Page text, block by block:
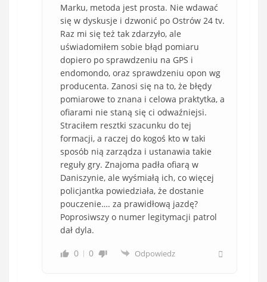
Marku, metoda jest prosta. Nie wdawać
się w dyskusje i dzwonić po Ostrów 24 tv.
Raz mi się też tak zdarzyło, ale
uświadomiłem sobie błąd pomiaru
dopiero po sprawdzeniu na GPS i
endomondo, oraz sprawdzeniu opon wg
producenta. Zanosi się na to, że błędy
pomiarowe to znana i celowa praktytka, a
ofiarami nie staną się ci odwaźniejsi.
Straciłem resztki szacunku do tej
formacji, a raczej do kogoś kto w taki
sposób nią zarządza i ustanawia takie
reguły gry. Znajoma padła ofiarą w
Daniszynie, ale wyśmiałą ich, co więcej
policjantka powiedziała, że dostanie
pouczenie…. za prawidłową jazdę?
Poprosiwszy o numer legitymacji patrol
dał dyla.
0 0 Odpowiedz